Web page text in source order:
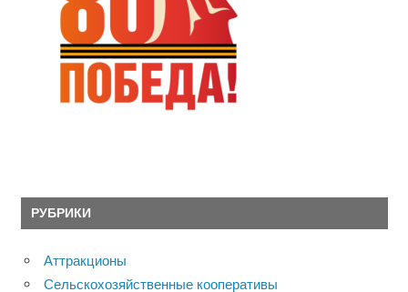
РУБРИКИ
Аттракционы
Сельскохозяйственные кооперативы